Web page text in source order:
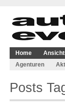
Home
Agenturen
Posts